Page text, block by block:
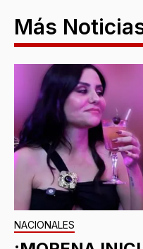
Más
NACIONALES